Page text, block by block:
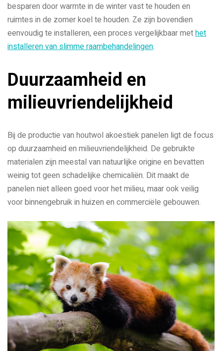
besparen door warmte in de winter vast te houden en
ruimtes in de zomer koel te houden. Ze zijn bovendien
eenvoudig te installeren, een proces vergelijkbaar methet
installeren van slimme raambehandelingen.
Duurzaamheid en
milieuvriendelijkheid
Bij de productie van houtwol akoestiek panelen ligt de focus
op duurzaamheid en milieuvriendelijkheid. De gebruikte
materialen zijn meestal van natuurlijke origine en bevatten
weinig tot geen schadelijke chemicaliën. Dit maakt de
panelen niet alleen goed voor het milieu, maar ook veilig
voor binnengebruik in huizen en commerciële gebouwen.